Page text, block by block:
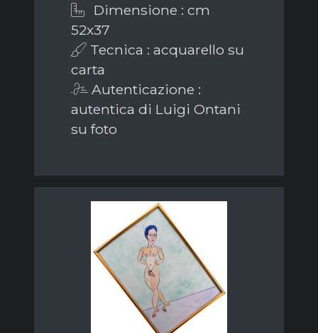
Dimensione : cm
52x37
Tecnica : acquarello su
carta
Autenticazione :
autentica di Luigi Ontani
su foto